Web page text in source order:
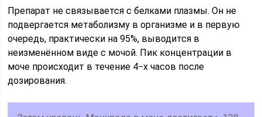
Препарат не связывается с белками плазмы. Он не
подвергается метаболизму в организме и в первую
очередь, практически на 95%, выводится в
неизменённом виде с мочой. Пик концентрации в
моче происходит в течение 4−х часов после
дозирования.